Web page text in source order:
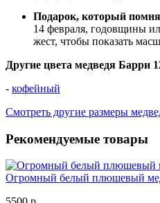
Подарок, который
14 февраля, годовщины
жест, чтобы показать
Другие цвета медведя Барри
- кофейный
Смотреть другие размеры
Рекомендуемые товары
Огромный белый плюшевый